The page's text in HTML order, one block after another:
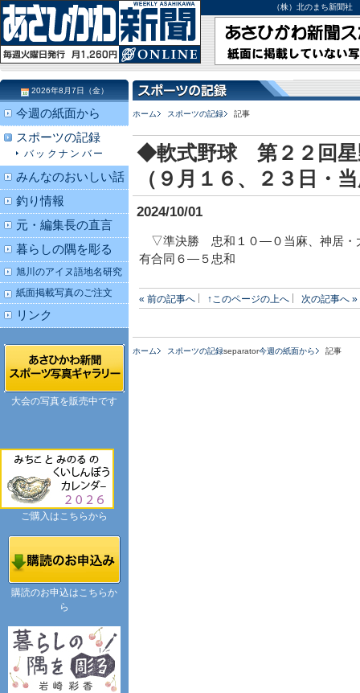
（株）北のまち新聞
ホーム スポーツの記録 記事
◆軟式野球 第２２回星
（９月１６、２３日・
2024/10/01
▽準決勝 忠和１０―０当麻、神居・
有合同６―５忠和
« 前の記事へ ↑このページの上へ 次の記事へ »
ホーム スポーツの記録separator今週の紙面から 記事
2026年8月7日（金）
今週の紙面から
スポーツの記録
バックナンバー
みんなのおいしい話
釣り情報
元・編集長の直言
暮らしの隅を彫る
旭川のアイヌ語地名研究
紙面掲載写真のご注文
リンク
大会の写真を販売中です
ご購入はこちらから
購読のお申込はこちらか
ら